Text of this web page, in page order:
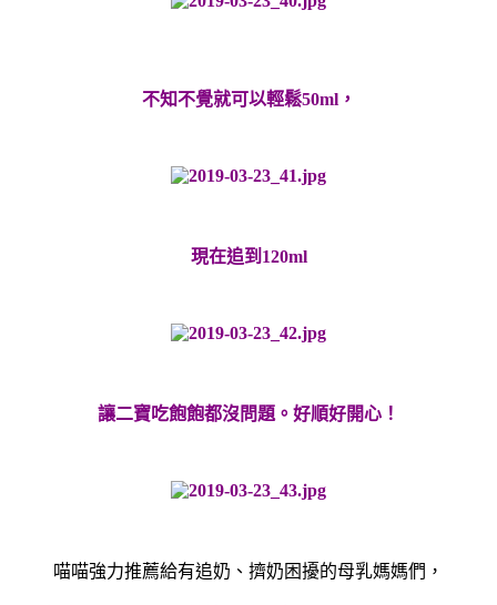
不知不覺就可以輕鬆50ml，
現在追到 120ml
讓二寶吃飽飽都沒問題。好順好開心！
喵喵強力推薦給有追奶、擠奶困擾的母乳媽媽們，